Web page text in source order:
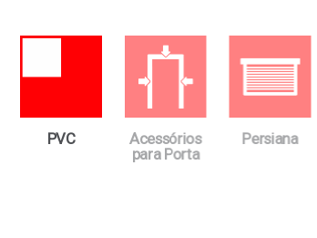
PVC
Acessórios
para Porta
Persiana